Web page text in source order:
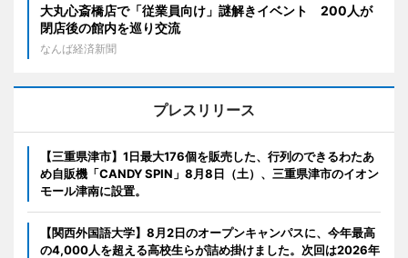
大丸心斎橋店で「従業員向け」謎解きイベント 200人が
閉店後の館内を巡り交流
なんば経済新聞
プレスリリース
【三重県津市】1日最大176個を販売した、行列のできるわたあ
め自販機「CANDY SPIN」8月8日（土）、三重県津市のイオン
モール津南に設置。
【関西外国語大学】8月2日のオープンキャンパスに、今年最高
の4,000人を超える高校生らが詰め掛けました。次回は2026年